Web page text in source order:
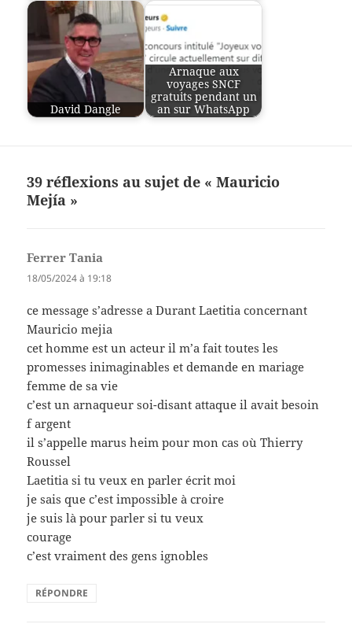
David Dangle
Arnaque aux
voyages SNCF
gratuits pendant un
an sur WhatsApp
39 réflexions au sujet de « Mauricio
Mejía »
Ferrer Tania
18/05/2024 à 19:18
ce message s’adresse a Durant Laetitia concernant
Mauricio mejia
cet homme est un acteur il m’a fait toutes les
promesses inimaginables et demande en mariage
femme de sa vie
c’est un arnaqueur soi-disant attaque il avait besoin
f argent
il s’appelle marus heim pour mon cas où Thierry
Roussel
Laetitia si tu veux en parler écrit moi
je sais que c’est impossible à croire
je suis là pour parler si tu veux
courage
c’est vraiment des gens ignobles
RÉPONDRE